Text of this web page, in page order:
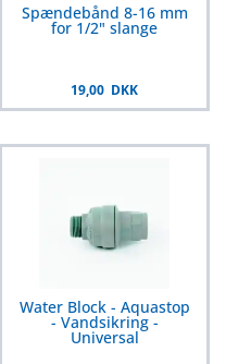
Spændebånd 8-16 mm
for 1/2" slange
19,00 DKK
Water Block - Aquastop
- Vandsikring -
Universal